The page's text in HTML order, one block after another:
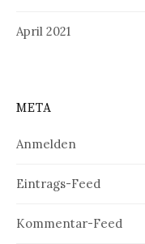
April 2021
META
Anmelden
Eintrags-Feed
Kommentar-Feed